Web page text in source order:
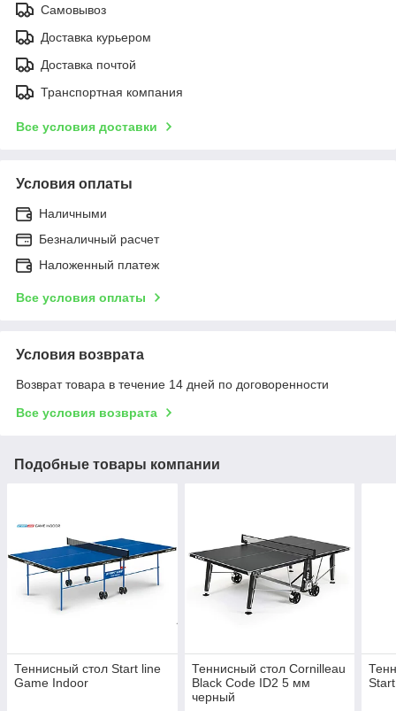
Самовывоз
Доставка курьером
Доставка почтой
Транспортная компания
Все условия доставки
Условия оплаты
Наличными
Безналичный расчет
Наложенный платеж
Все условия оплаты
Условия возврата
Возврат товара в течение 14 дней по договоренности
Все условия возврата
Подобные товары компании
Теннисный стол Start line
Game Indoor
Теннисный стол Cornilleau
Black Code ID2 5 мм
черный